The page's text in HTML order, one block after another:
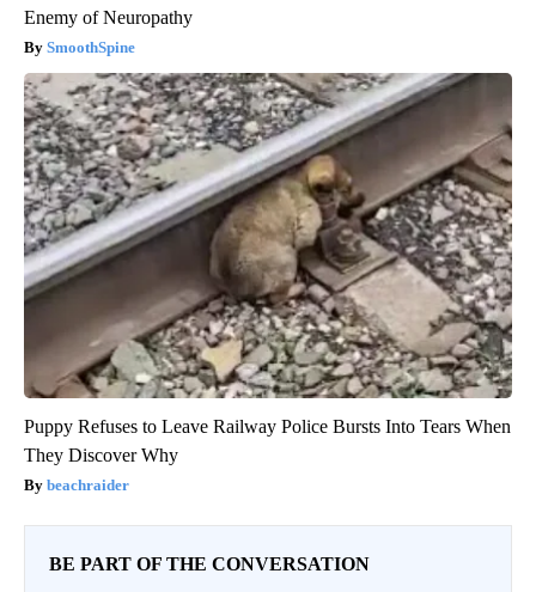
Enemy of Neuropathy
SmoothSpine
Puppy Refuses to Leave Railway Police Bursts Into Tears When
They Discover Why
beachraider
BE PART OF THE CONVERSATION